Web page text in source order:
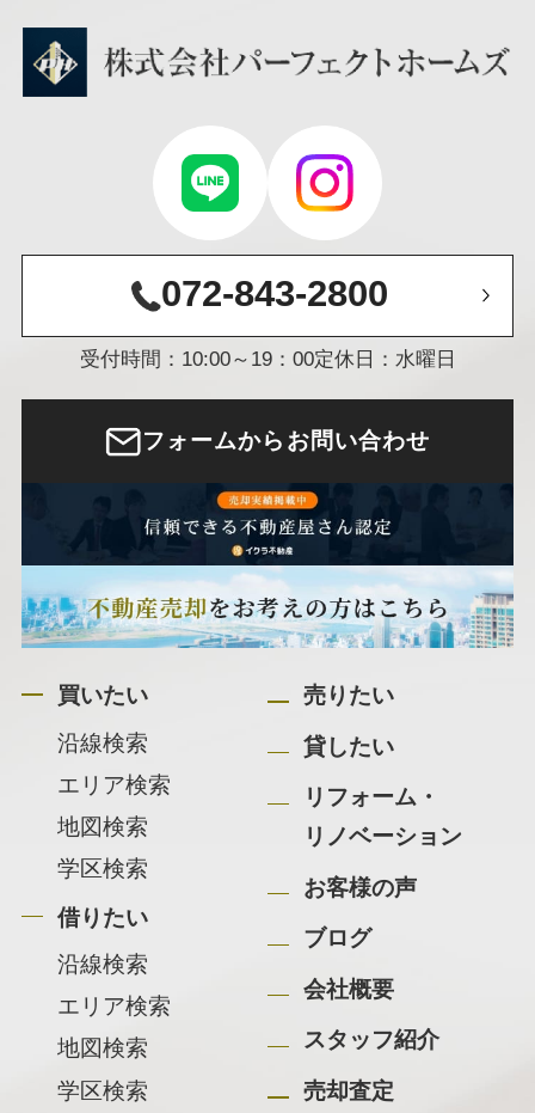
072-843-2800
受付時間：10:00～19：00定休日：水曜日
フォームからお問い合わせ
買いたい
沿線検索
エリア検索
地図検索
学区検索
借りたい
沿線検索
エリア検索
地図検索
学区検索
売りたい
貸したい
リフォーム・
リノベーション
お客様の声
ブログ
会社概要
スタッフ紹介
売却査定